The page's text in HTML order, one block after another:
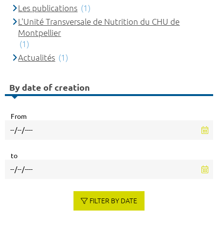
Les publications (1)
L'Unité Transversale de Nutrition du CHU de
Montpellier
(1)
Actualités (1)
By date of creation
From
to
FILTER BY DATE